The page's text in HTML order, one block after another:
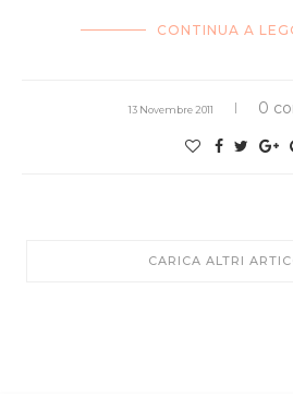
CONTINUA A
13 Novembre 2011 0
CARICA ALTRI